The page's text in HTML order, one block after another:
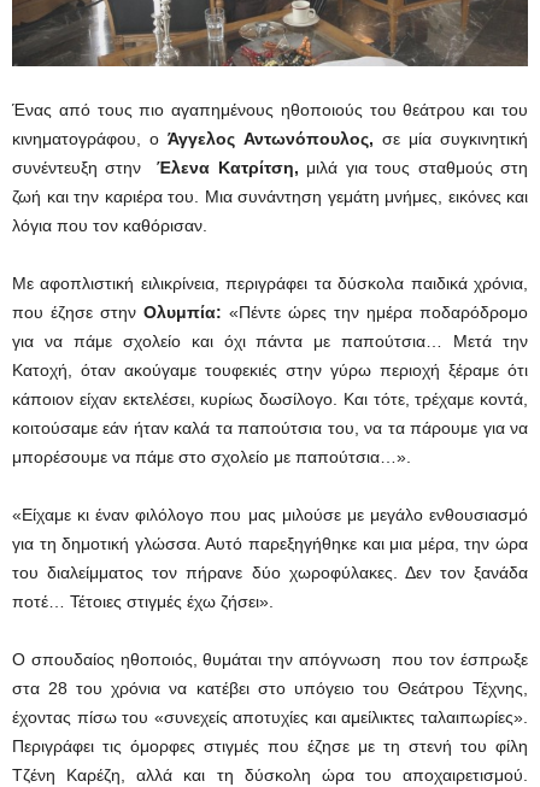
Ένας από τους πιο αγαπημένους ηθοποιούς του θεάτρου και του
κινηματογράφου, οΆγγελος Αντωνόπουλος, σε μία συγκινητική
συνέντευξη στηνΈλενα Κατρίτση, μιλά για τους σταθμούς στη
ζωή και την καριέρα του. Μια συνάντηση γεμάτη μνήμες, εικόνες και
λόγια που τον καθόρισαν.
Με αφοπλιστική ειλικρίνεια, περιγράφει τα δύσκολα παιδικά χρόνια,
που έζησε στην Ολυμπία: «Πέντε ώρες την ημέρα ποδαρόδρομο
για να πάμε σχολείο και όχι πάντα με παπούτσια… Μετά την
Κατοχή, όταν ακούγαμε τουφεκιές στην γύρω περιοχή ξέραμε ότι
κάποιον είχαν εκτελέσει, κυρίως δωσίλογο. Και τότε, τρέχαμε κοντά,
κοιτούσαμε εάν ήταν καλά τα παπούτσια του, να τα πάρουμε για να
μπορέσουμε να πάμε στο σχολείο με παπούτσια…».
«Είχαμε κι έναν φιλόλογο που μας μιλούσε με μεγάλο ενθουσιασμό
για τη δημοτική γλώσσα. Αυτό παρεξηγήθηκε και μια μέρα, την ώρα
του διαλείμματος τον πήρανε δύο χωροφύλακες. Δεν τον ξανάδα
ποτέ… Τέτοιες στιγμές έχω ζήσει».
Ο σπουδαίος ηθοποιός, θυμάται την απόγνωση που τον έσπρωξε
στα 28 του χρόνια να κατέβει στο υπόγειο του Θεάτρου Τέχνης,
έχοντας πίσω του «συνεχείς αποτυχίες και αμείλικτες ταλαιπωρίες».
Περιγράφει τις όμορφες στιγμές που έζησε με τη στενή του φίλη
Τζένη Καρέζη, αλλά και τη δύσκολη ώρα του αποχαιρετισμού.